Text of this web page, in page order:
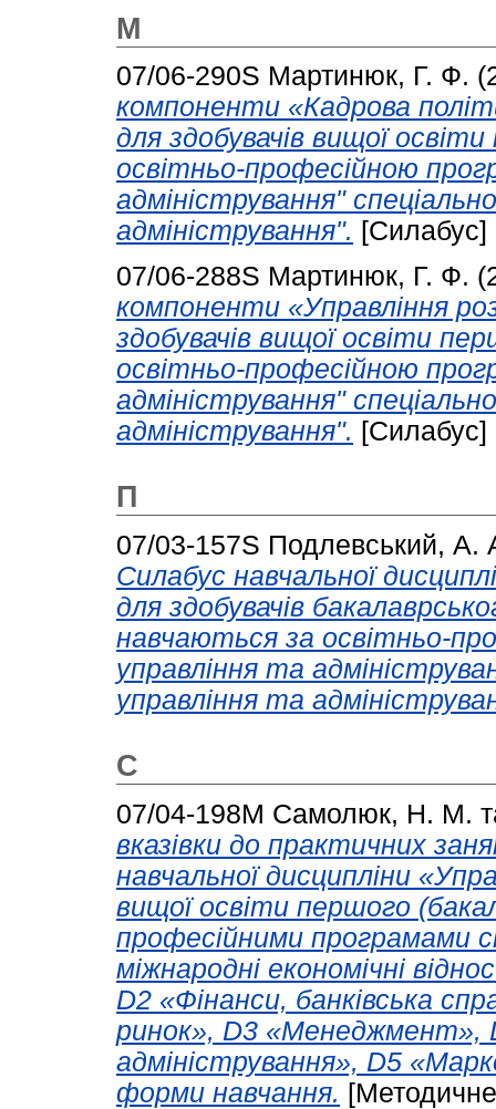
М
07/06-290S Мартинюк, Г. Ф.
компоненти «Кадрова
для здобувачів вищої
освітньо-професійною
адміністрування"
адміністрування". [Силабус]
07/06-288S Мартинюк, Г. Ф.
компоненти «Управління
здобувачів вищої освіти
освітньо-професійною
адміністрування"
адміністрування". [Силабус]
П
07/03-157S Подлевський, А.
Силабус навчальної
для здобувачів
навчаються за освітньо-
управління та
управління та
С
07/04-198М Самолюк, Н. М.
вказівки до практичних
навчальної дисципліни
вищої освіти першого
професійними програмами
міжнародні економічні
D2 «Фінанси, банківська
ринок», D3 «Менеджмент»,
адміністрування», D5
форми навчання.